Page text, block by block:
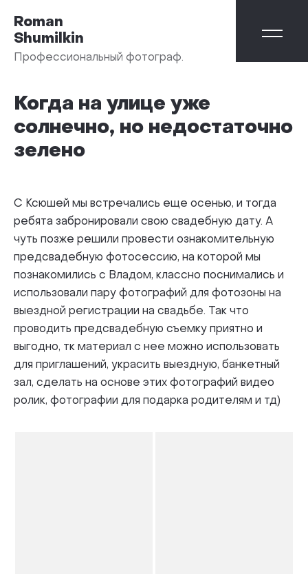
Roman
Shumilkin
Профессиональный фотограф.
Когда на улице уже
солнечно, но недостаточно
зелено
С Ксюшей мы встречались еще осенью, и тогда
ребята забронировали свою свадебную дату. А
чуть позже решили провести ознакомительную
предсвадебную фотосессию, на которой мы
познакомились с Владом, классно поснимались и
использовали пару фотографий для фотозоны на
выездной регистрации на свадьбе. Так что
проводить предсвадебную съемку приятно и
выгодно, тк материал с нее можно использовать
для приглашений, украсить выездную, банкетный
зал, сделать на основе этих фотографий видео
ролик, фотографии для подарка родителям и тд)